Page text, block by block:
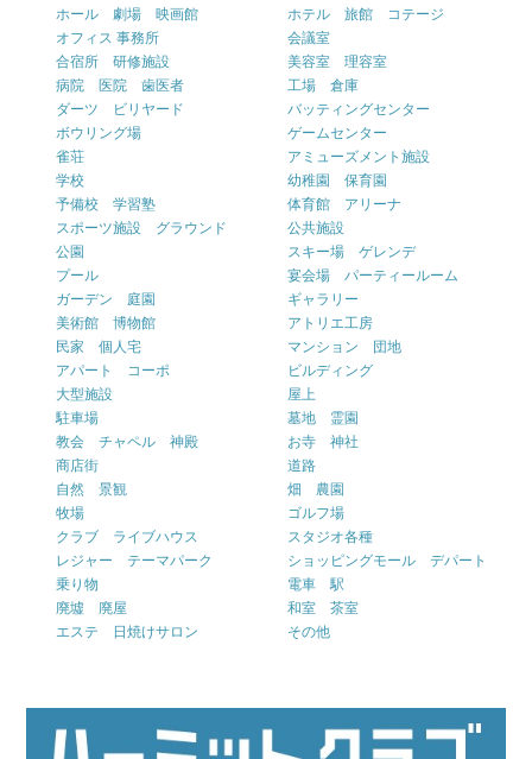
ホール 劇場 映画館
ホテル 旅館 コテージ
オフィス 事務所
会議室
合宿所 研修施設
美容室 理容室
病院 医院 歯医者
工場 倉庫
ダーツ ビリヤード
バッティングセンター
ボウリング場
ゲームセンター
雀荘
アミューズメント施設
学校
幼稚園 保育園
予備校 学習塾
体育館 アリーナ
スポーツ施設 グラウンド
公共施設
公園
スキー場 ゲレンデ
プール
宴会場 パーティールーム
ガーデン 庭園
ギャラリー
美術館 博物館
アトリエ工房
民家 個人宅
マンション 団地
アパート コーポ
ビルディング
大型施設
屋上
駐車場
墓地 霊園
教会 チャペル 神殿
お寺 神社
商店街
道路
自然 景観
畑 農園
牧場
ゴルフ場
クラブ ライブハウス
スタジオ各種
レジャー テーマパーク
ショッピングモール デパート
乗り物
電車 駅
廃墟 廃屋
和室 茶室
エステ 日焼けサロン
その他